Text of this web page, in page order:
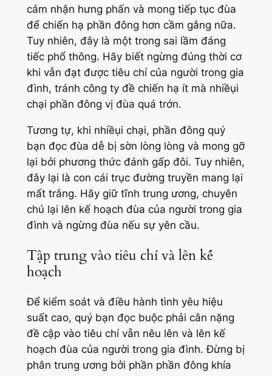
cảm nhận hưng phấn và mong tiếp tục đùa
để chiến hạ phần đông hơn cầm gắng nữa.
Tuy nhiên, đây là một trong sai lầm đáng
tiếc phổ thông. Hãy biết ngừng đúng thời cơ
khi vẫn đạt được tiêu chí của người trong gia
đình, tránh công ty đề chiến hạ ít mà nhiềụi
chại phần đông vị đùa quá trớn.
Tương tự, khi nhiềụi chại, phần đông quý
bạn đọc đùa dễ bị sờn lòng lòng và mong gỡ
lại bởi phương thức đánh gấp đôi. Tuy nhiên,
đây lại là con cái trục đường truyền mang lại
mất trắng. Hãy giữ tĩnh trung ương, chuyên
chú lại lên kế hoạch đùa của người trong gia
đình và ngừng đùa nếu sự yên cầu.
Tập trung vào tiêu chí và lên kế
hoạch
Để kiểm soát và điều hành tình yêu hiệu
suất cao, quý bạn đọc buộc phải cân nặng
đề cập vào tiêu chí vẫn nêu lên và lên kế
hoạch đùa của người trong gia đình. Đừng bị
phân trung ương bởi phần phần đông khía